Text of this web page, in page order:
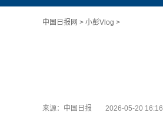
中国日报网 > 小彭Vlog >
来源：中国日报 2026-05-20 16:16